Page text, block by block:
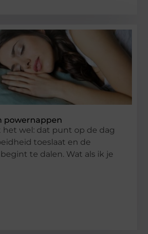
powernappen
het wel: dat punt op de dag
toeslaat en de
te dalen. Wat als ik je